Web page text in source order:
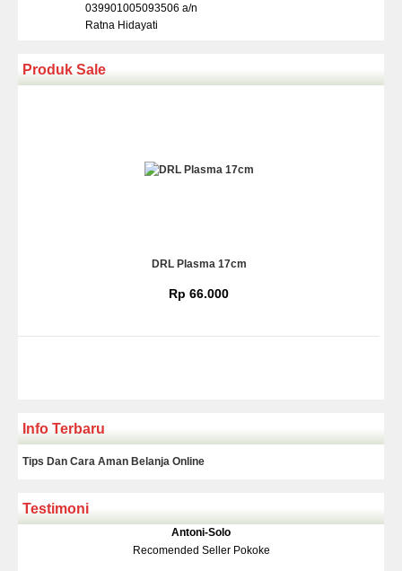
039901005093506 a/n
Ratna Hidayati
Produk Sale
DRL Plasma 17cm
Rp 66.000
Rp 139.000150.000
Info Terbaru
Tips Dan Cara Aman Belanja Online
Testimoni
Antoni-Solo
Recomended Seller Pokoke